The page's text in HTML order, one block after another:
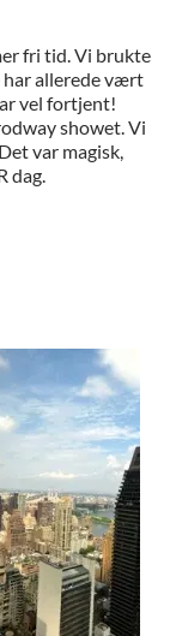
fri tid. Vi brukte
har allerede vært
vel fortjent!
showet. Vi
var magisk,
dag.